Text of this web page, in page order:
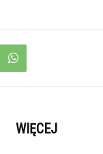
WIĘCEJ